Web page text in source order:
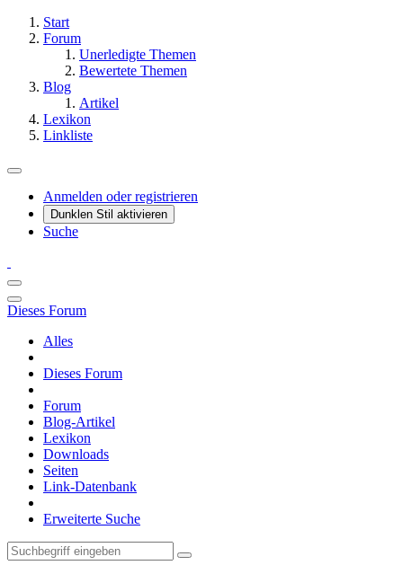
Start
Forum
Unerledigte Themen
Bewertete Themen
Blog
Artikel
Lexikon
Linkliste
Anmelden oder registrieren
Dunklen Stil aktivieren
Suche
Dieses Forum
Alles
Dieses Forum
Forum
Blog-Artikel
Lexikon
Downloads
Seiten
Link-Datenbank
Erweiterte Suche